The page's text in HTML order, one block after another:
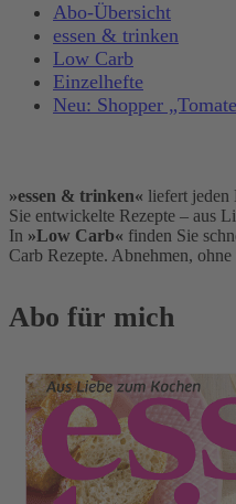
Abo-Übersicht
essen & trinken
Low Carb
Einzelhefte
Neu: Shopper
»essen & trinken« liefert jeden
Sie entwickelte Rezepte – aus
In »Low Carb« finden Sie
Carb Rezepte. Abnehmen,
Abo für mich